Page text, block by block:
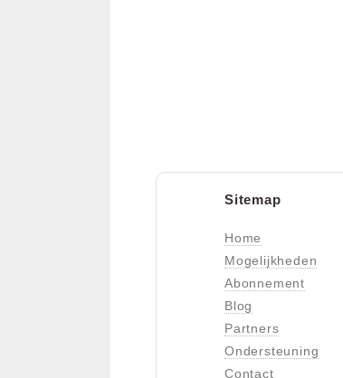
Sitemap
Home
Mogelijkheden
Abonnement
Blog
Partners
Ondersteuning
Contact